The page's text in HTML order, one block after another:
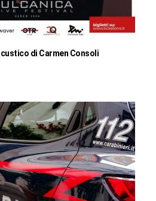
di Carmen Consoli